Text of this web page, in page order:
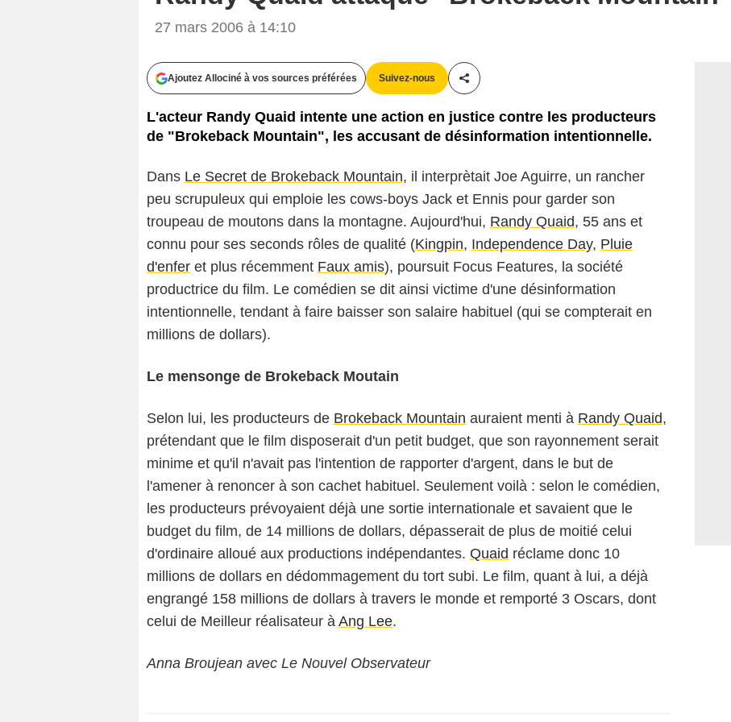
27 mars 2006 à 14:10
Ajoutez Allociné à vos sources préférées Suivez-nous
Partager cet article
L'acteur Randy Quaid intente une action en justice contre les producteurs
de "Brokeback Mountain", les accusant de désinformation intentionnelle.
Dans Le Secret de Brokeback Mountain, il interprètait Joe Aguirre, un rancher
peu scrupuleux qui emploie les cows-boys Jack et Ennis pour garder son
troupeau de moutons dans la montagne. Aujourd'hui, Randy Quaid, 55 ans et
connu pour ses seconds rôles de qualité (Kingpin, Independence Day, Pluie
d'enfer et plus récemment Faux amis), poursuit Focus Features, la société
productrice du film. Le comédien se dit ainsi victime d'une désinformation
intentionnelle, tendant à faire baisser son salaire habituel (qui se compterait en
millions de dollars).
Le mensonge de Brokeback Moutain
Selon lui, les producteurs de Brokeback Mountain auraient menti à Randy Quaid,
prétendant que le film disposerait d'un petit budget, que son rayonnement serait
minime et qu'il n'avait pas l'intention de rapporter d'argent, dans le but de
l'amener à renoncer à son cachet habituel. Seulement voilà : selon le comédien,
les producteurs prévoyaient déjà une sortie internationale et savaient que le
budget du film, de 14 millions de dollars, dépasserait de plus de moitié celui
d'ordinaire alloué aux productions indépendantes. Quaid réclame donc 10
millions de dollars en dédommagement du tort subi. Le film, quant à lui, a déjà
engrangé 158 millions de dollars à travers le monde et remporté 3 Oscars, dont
celui de Meilleur réalisateur à Ang Lee.
Anna Broujean avec Le Nouvel Observateur